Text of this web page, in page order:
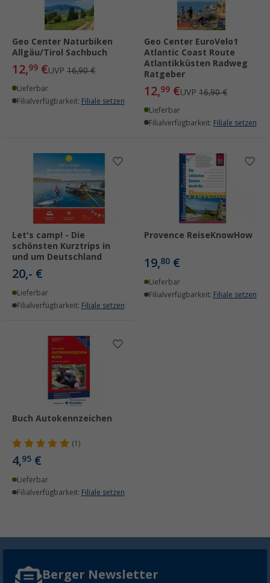
Geo Center Naturbiken
Allgäu/Tirol Sachbuch
12,99 €UVP 16,90 €
Lieferbar
Filialverfügbarkeit: Filiale setzen
Geo Center EuroVelo1
Atlantic Coast Route
Atlantikküsten Radweg
Ratgeber
12,99 €UVP 16,90 €
Lieferbar
Filialverfügbarkeit: Filiale setzen
Let's camp! - Die
schönsten Kurztrips in
und um Deutschland
20,- €
Lieferbar
Filialverfügbarkeit: Filiale setzen
Provence ReiseKnowHow
19,80 €
Lieferbar
Filialverfügbarkeit: Filiale setzen
Buch Autokennzeichen
(1)
4,95 €
Lieferbar
Filialverfügbarkeit: Filiale setzen
Berger Newsletter